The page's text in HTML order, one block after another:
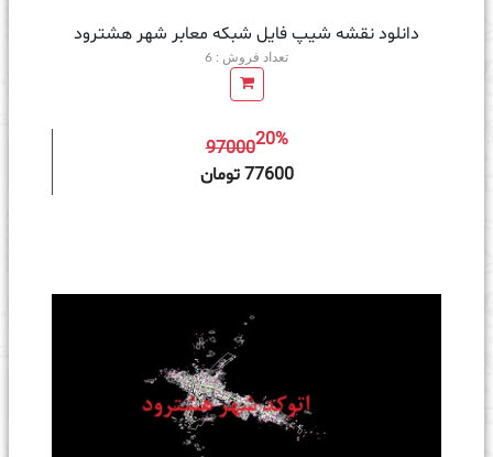
دانلود نقشه شیپ فایل شبکه معابر شهر هشترود
تعداد فروش : 6
9700020%
77600 تومان